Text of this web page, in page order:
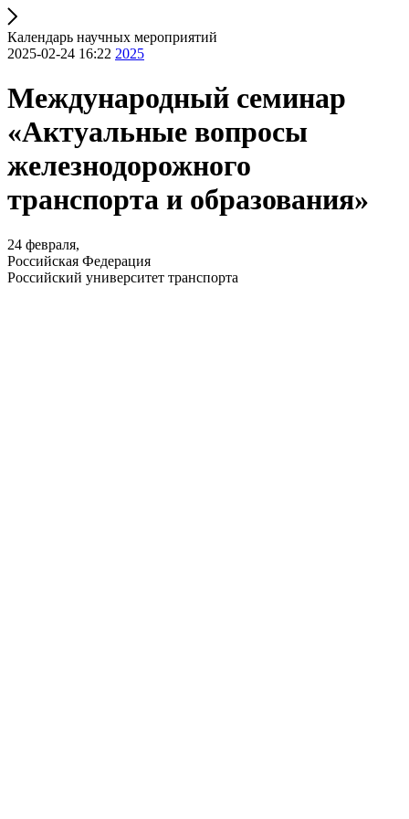
Календарь научных мероприятий
2025-02-24 16:22 2025
Международный семинар
«Актуальные вопросы
железнодорожного
транспорта и образования»
24 февраля,
Российская Федерация
Российский университет транспорта